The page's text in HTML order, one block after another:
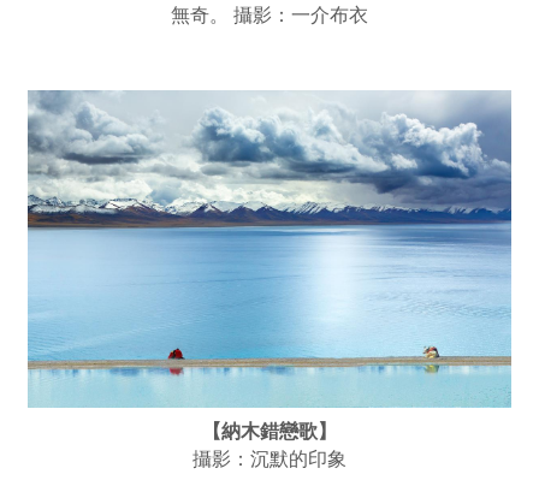
無奇。 攝影：一介布衣
【納木錯戀歌】
攝影：沉默的印象